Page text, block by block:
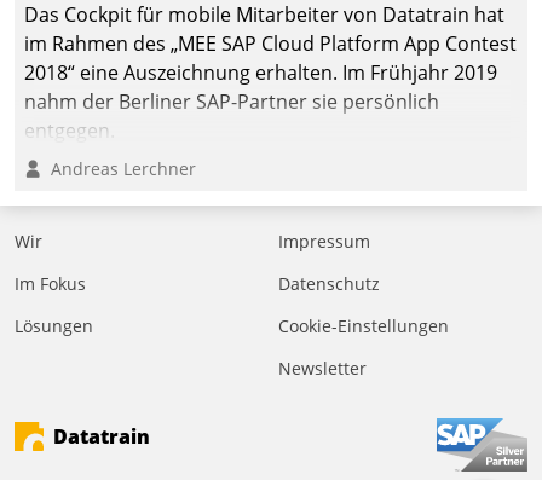
Das Cockpit für mobile Mitarbeiter von Datatrain hat
im Rahmen des „MEE SAP Cloud Platform App Contest
2018“ eine Auszeichnung erhalten. Im Frühjahr 2019
nahm der Berliner SAP-Partner sie persönlich
entgegen.
Andreas Lerchner
Wir
Im Fokus
Lösungen
Impressum
Datenschutz
Cookie-Einstellungen
Newsletter
Datatrain